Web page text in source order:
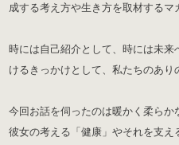
成する考え方や生き方を取材するマ
時には自己紹介として、時には未
けるきっかけとして、私たちのあり
今回お話を伺ったのは暖かく柔らか
彼女の考える「健康」やそれを支